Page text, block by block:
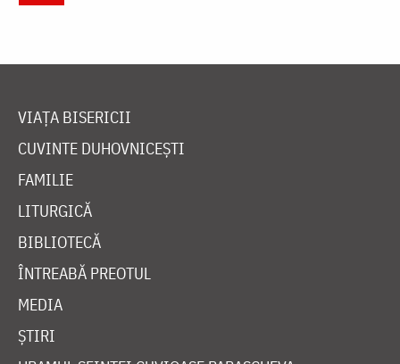
VIAȚA BISERICII
CUVINTE DUHOVNICEȘTI
FAMILIE
LITURGICĂ
BIBLIOTECĂ
ÎNTREABĂ PREOTUL
MEDIA
ȘTIRI